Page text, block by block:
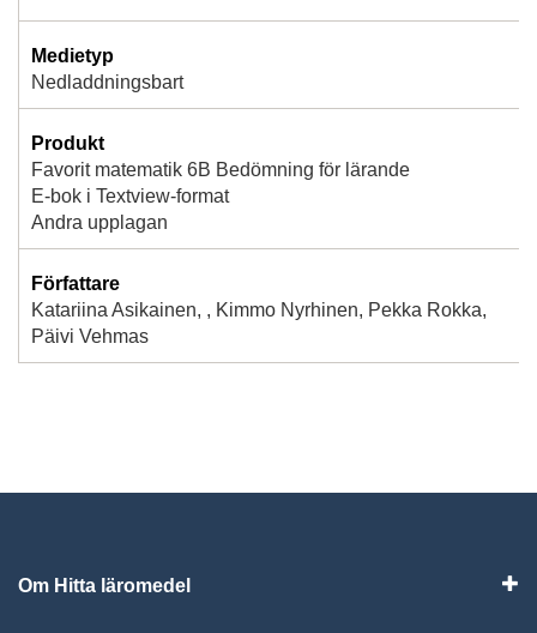
Medietyp
Nedladdningsbart
Produkt
Favorit matematik 6B Bedömning för lärande
E-bok i Textview-format
Andra upplagan
Författare
Katariina Asikainen, , Kimmo Nyrhinen, Pekka Rokka,
Päivi Vehmas
Om Hitta läromedel